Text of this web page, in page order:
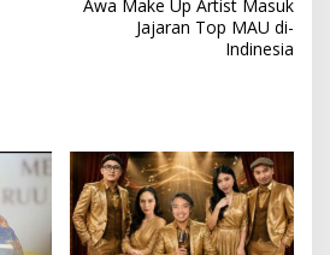
Awa Make Up Artist Masuk
Jajaran Top MAU di-
Indinesia